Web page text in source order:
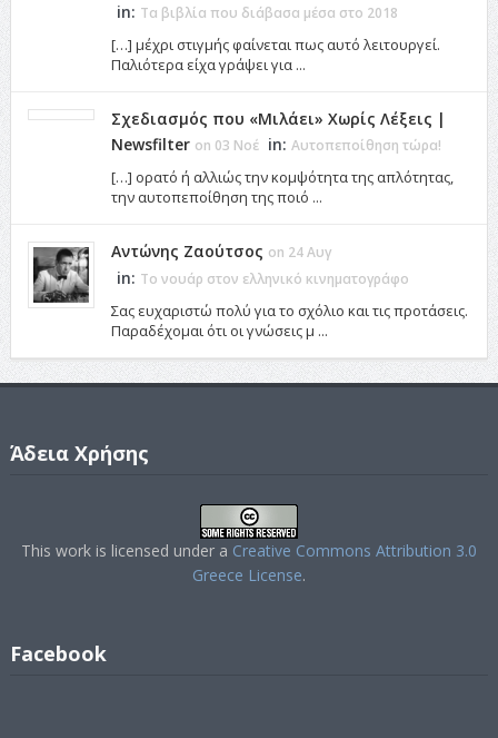
in: Τα βιβλία που διάβασα μέσα στο 2018
[…] μέχρι στιγμής φαίνεται πως αυτό λειτουργεί.
Παλιότερα είχα γράψει για ...
Σχεδιασμός που «Μιλάει» Χωρίς Λέξεις |
Newsfilter on 03 Νοέ in: Αυτοπεποίθηση τώρα!
[…] ορατό ή αλλιώς την κομψότητα της απλότητας,
την αυτοπεποίθηση της ποιό ...
Αντώνης Ζαούτσος on 24 Αυγ
in: Το νουάρ στον ελληνικό κινηματογράφο
Σας ευχαριστώ πολύ για το σχόλιο και τις προτάσεις.
Παραδέχομαι ότι οι γνώσεις μ ...
Άδεια Χρήσης
This work is licensed under a Creative Commons Attribution 3.0
Greece License.
Facebook